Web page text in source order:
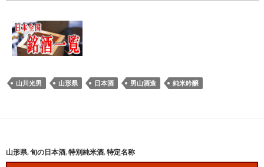
山川光男 山形県 日本酒 男山酒造 純米吟醸
山形県,旬の日本酒,特別純米酒,特定名称